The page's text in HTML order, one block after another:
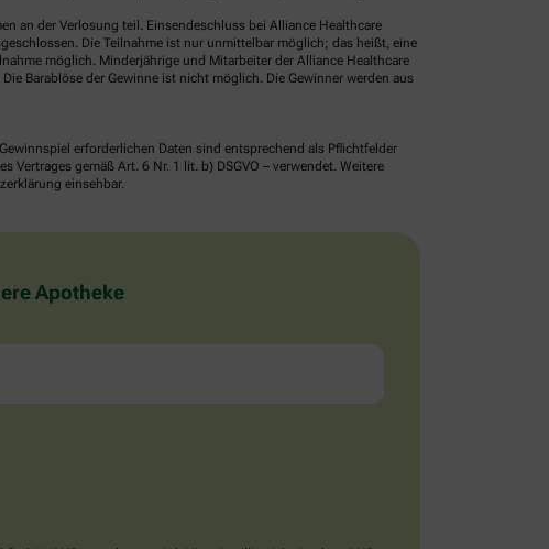
an der Verlosung teil. Einsendeschluss bei Alliance Healthcare
Die Teilnahme ist nur unmittelbar möglich; das heißt, eine
möglich. Minderjährige und Mitarbeiter der Alliance Healthcare
Barablöse der Gewinne ist nicht möglich. Die Gewinner werden aus
erforderlichen Daten sind entsprechend als Pflichtfelder
gemäß Art. 6 Nr. 1 lit. b) DSGVO – verwendet. Weitere
einsehbar.
Apotheke